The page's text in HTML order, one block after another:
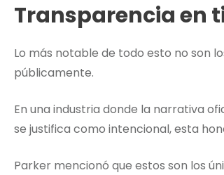
Transparencia en
Lo más notable de todo esto no son
públicamente.
En una industria donde la narrativa
se justifica como intencional, esta
Parker mencionó que estos son los